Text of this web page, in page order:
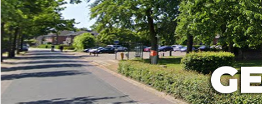
Nieuws
Contact
Berichten en verhalen